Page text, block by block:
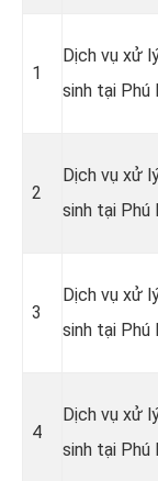
1
Dịch vụ xử
sinh tại Phú
2
Dịch vụ xử
sinh tại Phú
3
Dịch vụ xử
sinh tại Phú
4
Dịch vụ xử
sinh tại Phú